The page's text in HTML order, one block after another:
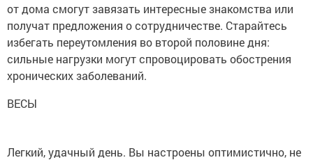
от дома смогут завязать интересные знакомства или
получат предложения о сотрудничестве. Старайтесь
избегать переутомления во второй половине дня:
сильные нагрузки могут спровоцировать обострения
хронических заболеваний.
ВЕСЫ
Легкий, удачный день. Вы настроены оптимистично, не